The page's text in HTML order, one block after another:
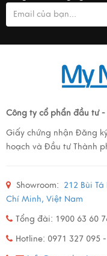
Công ty cổ phẩn đầu tư
Giấy chứng nhận Đăng
hoạch và Đầu tư Thành
Showroom: 212 Bùi
Chí Minh, Việt Nam
Tổng đài: 1900 63 60
Hotline: 0971 327 095